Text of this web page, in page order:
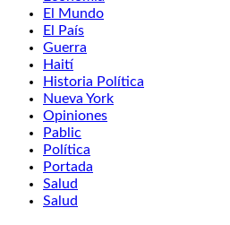
El Mundo
El País
Guerra
Haití
Historia Política
Nueva York
Opiniones
Pablic
Política
Portada
Salud
Salud